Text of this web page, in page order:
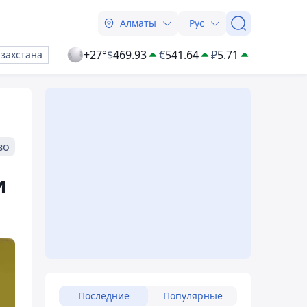
Алматы Рус
+27°$469.93 €541.64 ₽5.71
Последние Популярные